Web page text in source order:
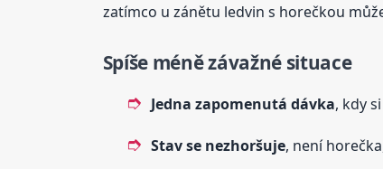
zatímco u zánětu ledvin s horečkou
Spíše méně závažné situace
Jedna zapomenutá dávka, kdy
Stav se nezhoršuje, není